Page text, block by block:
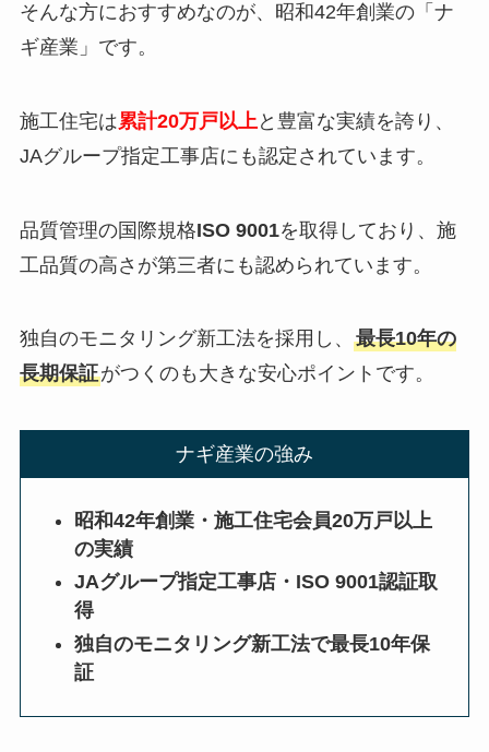
そんな方におすすめなのが、昭和42年創業の「ナ
ギ産業」です。
施工住宅は累計20万戸以上 と豊富な実績を誇り、
JAグループ指定工事店にも認定されています。
品質管理の国際規格ISO 9001を取得しており、施
工品質の高さが第三者にも認められています。
独自のモニタリング新工法を採用し、 最長10年の
長期保証がつくのも大きな安心ポイントです。
ナギ産業の強み
昭和42年創業・施工住宅会員20万戸以上
の実績
JAグループ指定工事店・ISO 9001認証取
得
独自のモニタリング新工法で最長10年保
証